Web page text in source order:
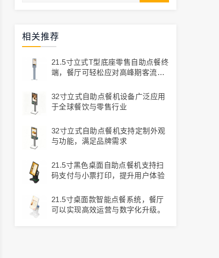
相关推荐
21.5寸立式T型底座零售自助点餐终
端，餐厅可轻松应对高峰期客流压
32寸立式自助点餐机设备广泛应用
于全球餐饮与零售行业
32寸立式自助点餐机支持定制外观
与功能，满足品牌需求
21.5寸黑色桌面自助点餐机支持扫
码支付与小票打印，提升用户体验
21.5寸桌面款智能点餐系统，餐厅
可以实现高效运营与数字化升级。